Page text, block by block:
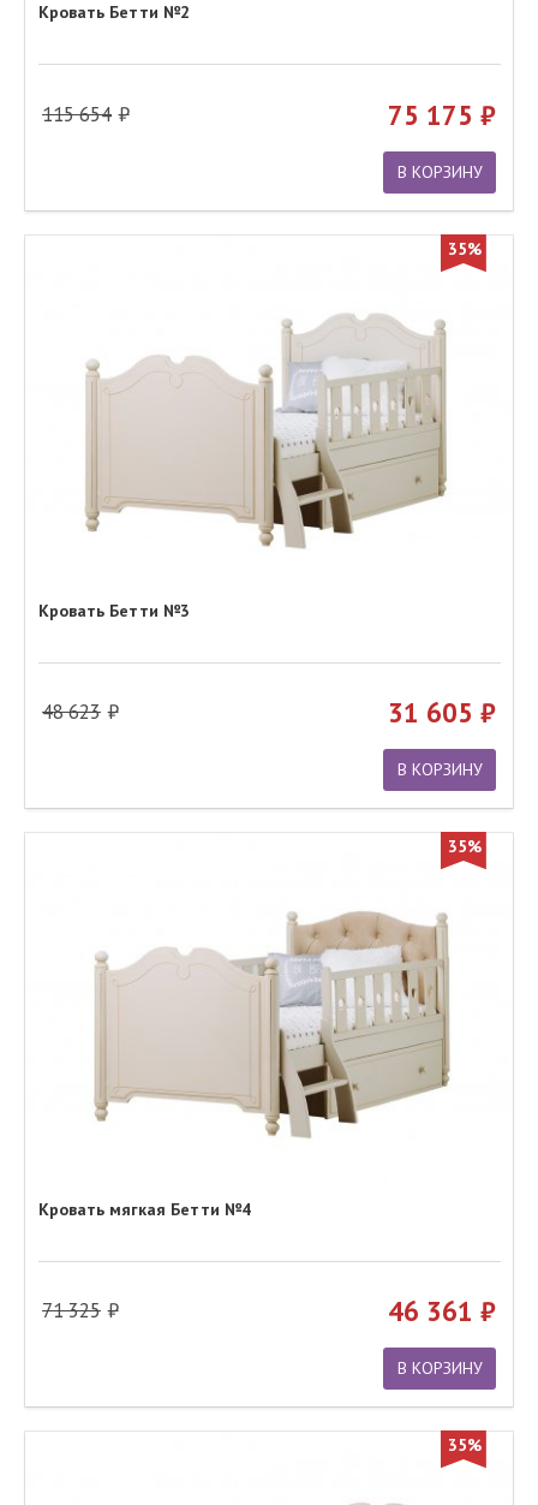
Кровать Бетти №2
115 654 75 175
В КОРЗИНУ
35%
Кровать Бетти №3
48 623 31 605
В КОРЗИНУ
35%
Кровать мягкая Бетти №4
71 325 46 361
В КОРЗИНУ
35%